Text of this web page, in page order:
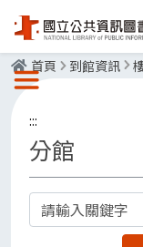
選單按鈕
首頁 到館資訊
:::
分館
關鍵字